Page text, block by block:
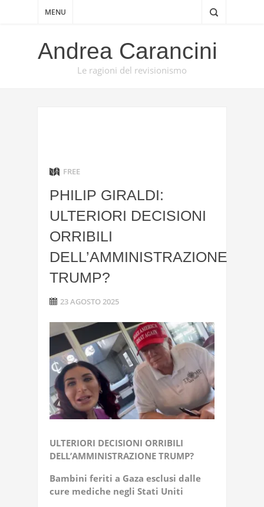
MENU
Andrea Carancini
Le ragioni del revisionismo
FREE
PHILIP GIRALDI:
ULTERIORI DECISIONI
ORRIBILI
DELL’AMMINISTRAZIONE
TRUMP?
23 AGOSTO 2025
ULTERIORI DECISIONI ORRIBILI
DELL’AMMINISTRAZIONE TRUMP?
Bambini feriti a Gaza esclusi dalle
cure mediche negli Stati Uniti